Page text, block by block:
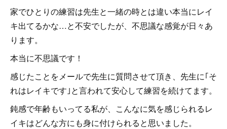
家でひとりの練習は先生と一緒の時とは違い本当にレイ
キ出てるかな…と不安でしたが、不思議な感覚が日々あ
ります。
本当に不思議です！
感じたことをメールで先生に質問させて頂き、先生に｢そ
れはレイキです｣と言われて安心して練習を続けてます。
鈍感で年齢もいってる私が、こんなに気を感じられるレ
イキはどんな方にも身に付けられると思いました。